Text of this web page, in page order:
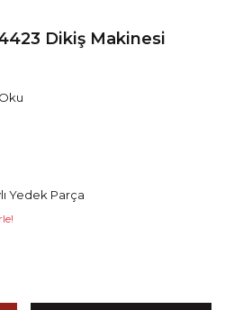
Dikiş Makinesi
Yedek Parça